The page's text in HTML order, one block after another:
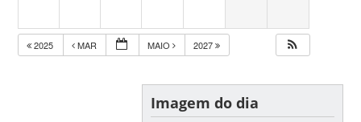
2025 MAR MAIO 2027
Imagem do dia